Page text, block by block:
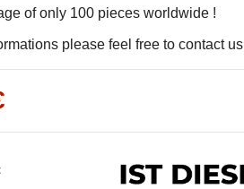
of only 100 pieces worldwide !
please feel free to contact